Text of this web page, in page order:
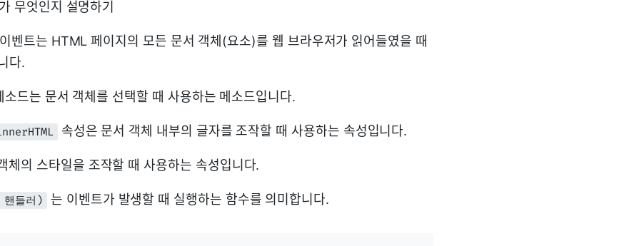
무엇인지 설명하기
이벤트는 HTML 페이지의 모든 문서 객체(요소)를 웹 브라우저가 읽어들였을 때
다.
소드는 문서 객체를 선택할 때 사용하는 메소드입니다.
속성은 문서 객체 내부의 글자를 조작할 때 사용하는 속성입니다.
체의 스타일을 조작할 때 사용하는 속성입니다.
핸들러) 는 이벤트가 발생할 때 실행하는 함수를 의미합니다.